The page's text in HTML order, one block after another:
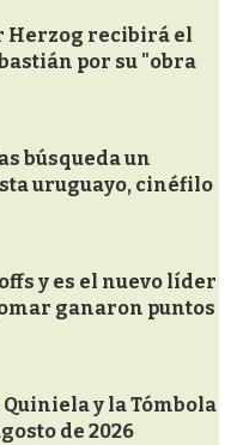
Herzog recibirá el
por su "obra
búsqueda un
uruguayo, cinéfilo
y es el nuevo líder
ganaron puntos
y la Tómbola
de 2026